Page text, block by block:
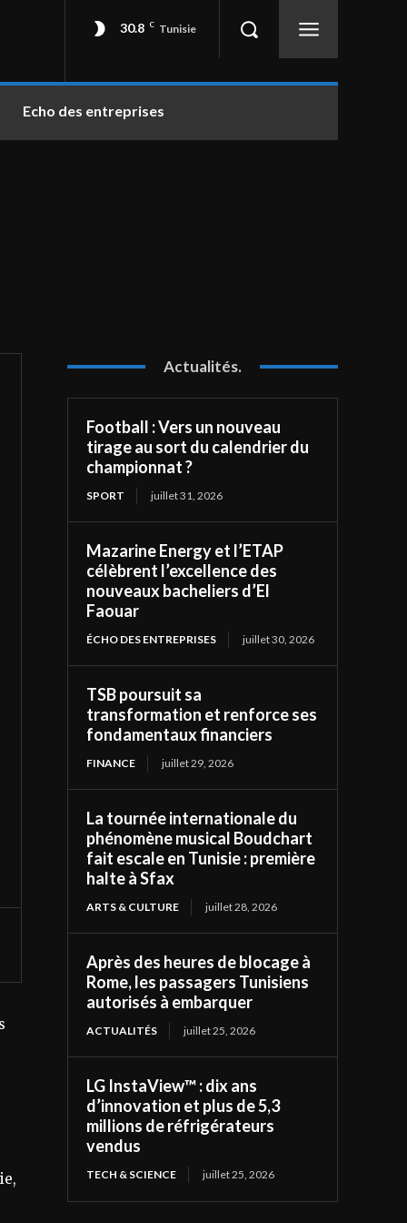
30.8 C Tunisie
Echo des entreprises
Actualités.
Football : Vers un nouveau
tirage au sort du calendrier du
championnat ?
SPORT juillet 31, 2026
Mazarine Energy et l’ETAP
célèbrent l’excellence des
nouveaux bacheliers d’El
Faouar
ÉCHO DES ENTREPRISES juillet 30, 2026
TSB poursuit sa
transformation et renforce ses
fondamentaux financiers
FINANCE juillet 29, 2026
La tournée internationale du
phénomène musical Boudchart
fait escale en Tunisie : première
halte à Sfax
ARTS & CULTURE juillet 28, 2026
Après des heures de blocage à
Rome, les passagers Tunisiens
autorisés à embarquer
ACTUALITÉS juillet 25, 2026
LG InstaView™ : dix ans
d’innovation et plus de 5,3
millions de réfrigérateurs
vendus
TECH & SCIENCE juillet 25, 2026